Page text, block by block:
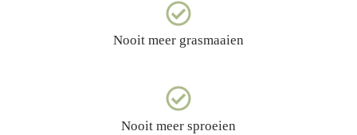
Nooit meer grasmaaien
Nooit meer sproeien